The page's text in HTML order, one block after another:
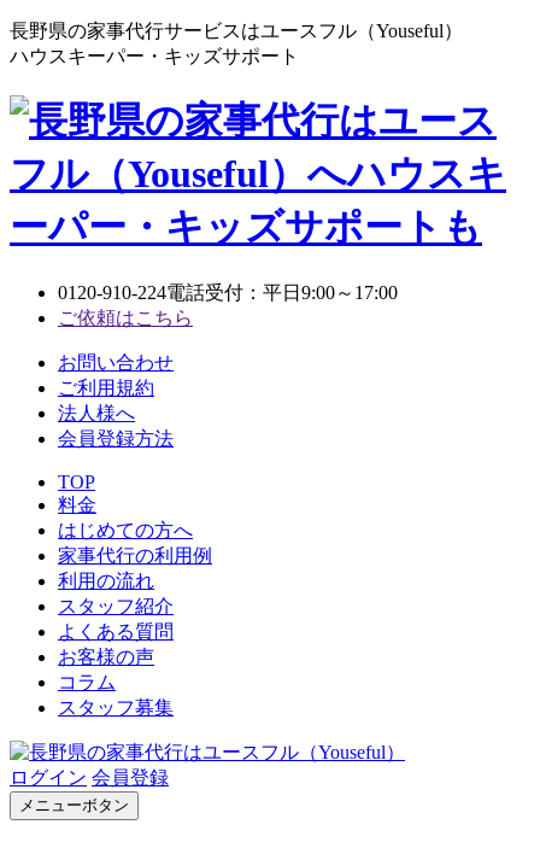
長野県の家事代行サービスはユースフル（Youseful）
ハウスキーパー・キッズサポート
0120-910-224電話受付：平日9:00～17:00
ご依頼はこちら
お問い合わせ
ご利用規約
法人様へ
会員登録方法
TOP
料金
はじめての方へ
家事代行の利用例
利用の流れ
スタッフ紹介
よくある質問
お客様の声
コラム
スタッフ募集
ログイン 会員登録
メニューボタン